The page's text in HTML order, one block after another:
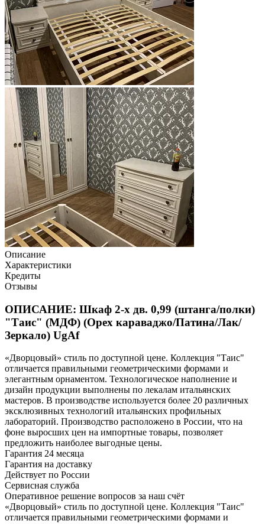
Описание
Характеристики
Кредиты
Отзывы
ОПИСАНИЕ: Шкаф 2-х дв. 0,99 (штанга/полки)
"Таис" (МДФ) (Орех караваджо/Патина/Лак/
Зеркало) UgAf
«Дворцовый» стиль по доступной цене. Коллекция "Таис"
отличается правильными геометрическими формами и
элегантным орнаментом. Технологическое наполнение и
дизайн продукции выполнены по лекалам итальянских
мастеров. В производстве используется более 20 различных
эксклюзивных технологий итальянских профильных
лабораторий. Производство расположено в России, что на
фоне выросших цен на импортные товары, позволяет
предложить наиболее выгодные цены.
Гарантия 24 месяца
Гарантия на доставку
Действует по России
Сервисная служба
Оперативное решение вопросов за наш счёт
«Дворцовый» стиль по доступной цене. Коллекция "Таис"
отличается правильными геометрическими формами и